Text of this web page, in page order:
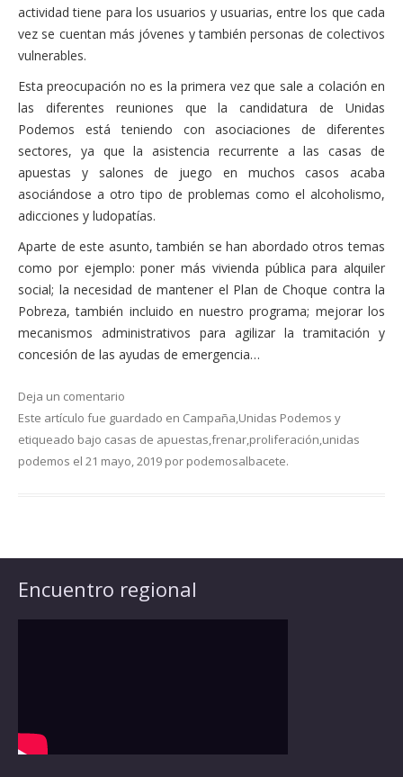
actividad tiene para los usuarios y usuarias, entre los que cada
vez se cuentan más jóvenes y también personas de colectivos
vulnerables.
Esta preocupación no es la primera vez que sale a colación en
las diferentes reuniones que la candidatura de Unidas
Podemos está teniendo con asociaciones de diferentes
sectores, ya que la asistencia recurrente a las casas de
apuestas y salones de juego en muchos casos acaba
asociándose a otro tipo de problemas como el alcoholismo,
adicciones y ludopatías.
Aparte de este asunto, también se han abordado otros temas
como por ejemplo: poner más vivienda pública para alquiler
social; la necesidad de mantener el Plan de Choque contra la
Pobreza, también incluido en nuestro programa; mejorar los
mecanismos administrativos para agilizar la tramitación y
concesión de las ayudas de emergencia…
Deja un comentario
Este artículo fue guardado en Campaña,Unidas Podemos y
etiqueado bajo casas de apuestas,frenar,proliferación,unidas
podemos el 21 mayo, 2019 por podemosalbacete.
Encuentro regional